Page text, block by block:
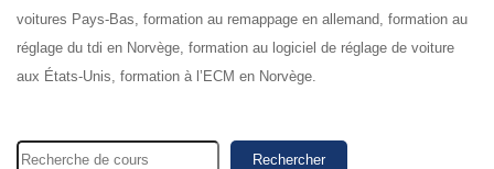
voitures Pays-Bas, formation au remappage en allemand, formation au
réglage du tdi en Norvège, formation au logiciel de réglage de voiture
aux États-Unis, formation à l’ECM en Norvège.
Rechercher